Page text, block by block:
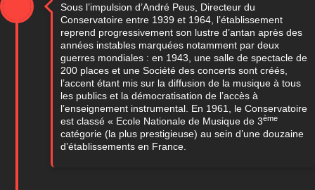
Sous l’impulsion d’André Peus, Directeur du
Conservatoire entre 1939 et 1964, l’établissement
reprend progressivement son lustre d’antan après des
années instables marquées notamment par deux
guerres mondiales : en 1943, une salle de spectacle de
200 places et une Société des concerts sont créés,
l’accent étant mis sur la diffusion de la musique à tous
les publics et la démocratisation de l’accès à
l’enseignement instrumental. En 1961, le Conservatoire
est classé « Ecole Nationale de Musique de 3ème
catégorie (la plus prestigieuse) au sein d’une douzaine
d’établissements en France.